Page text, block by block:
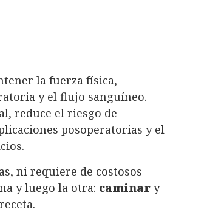
la fuerza física,
y el flujo sanguíneo.
reduce el riesgo de
posoperatorias y el
ni requiere de costosos
y luego la otra: caminar y